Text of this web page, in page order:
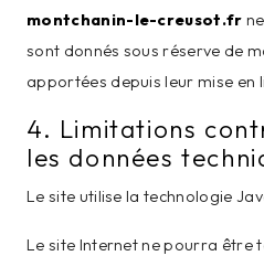
montchanin-le-creusot.fr
sont donnés sous réserve de
apportées depuis leur mise en
4. Limitations
les données
Le site utilise la technologie
Le site Internet ne pourra être